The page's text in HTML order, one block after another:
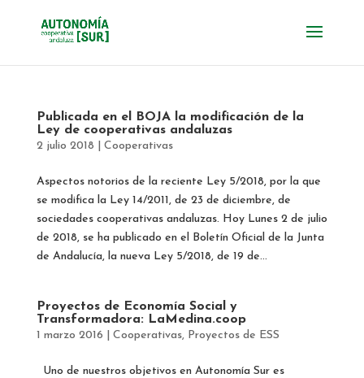
Publicada en el BOJA la modificación de la
Ley de cooperativas andaluzas
2 julio 2018 Cooperativas
Aspectos notorios de la reciente Ley 5/2018, por la que
se modifica la Ley 14/2011, de 23 de diciembre, de
sociedades cooperativas andaluzas. Hoy Lunes 2 de julio
de 2018, se ha publicado en el Boletín Oficial de la Junta
de Andalucía, la nueva Ley 5/2018, de 19 de...
Proyectos de Economía Social y
Transformadora: LaMedina.coop
1 marzo 2016 Cooperativas, Proyectos de ESS
Uno de nuestros objetivos en Autonomía Sur es